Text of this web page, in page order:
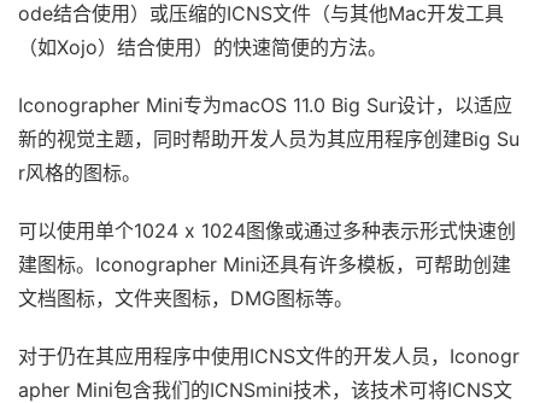
ode结合使用）或压缩的ICNS文件（与其他Mac开发工具
（如Xojo）结合使用）的快速简便的方法。
Iconographer Mini专为macOS 11.0 Big Sur设计，以适应
新的视觉主题，同时帮助开发人员为其应用程序创建Big Su
r风格的图标。
可以使用单个1024 x 1024图像或通过多种表示形式快速创
建图标。Iconographer Mini还具有许多模板，可帮助创建
文档图标，文件夹图标，DMG图标等。
对于仍在其应用程序中使用ICNS文件的开发人员，Iconogr
apher Mini包含我们的ICNSmini技术，该技术可将ICNS文